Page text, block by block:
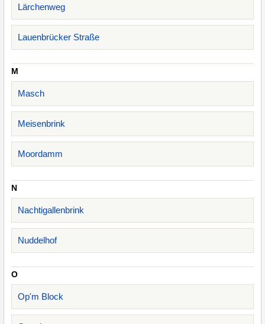
Lärchenweg
Lauenbrücker Straße
M
Masch
Meisenbrink
Moordamm
N
Nachtigallenbrink
Nuddelhof
O
Op'm Block